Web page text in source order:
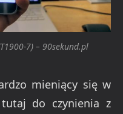
7) – 90sekund.pl
mieniący się w
do czynienia z